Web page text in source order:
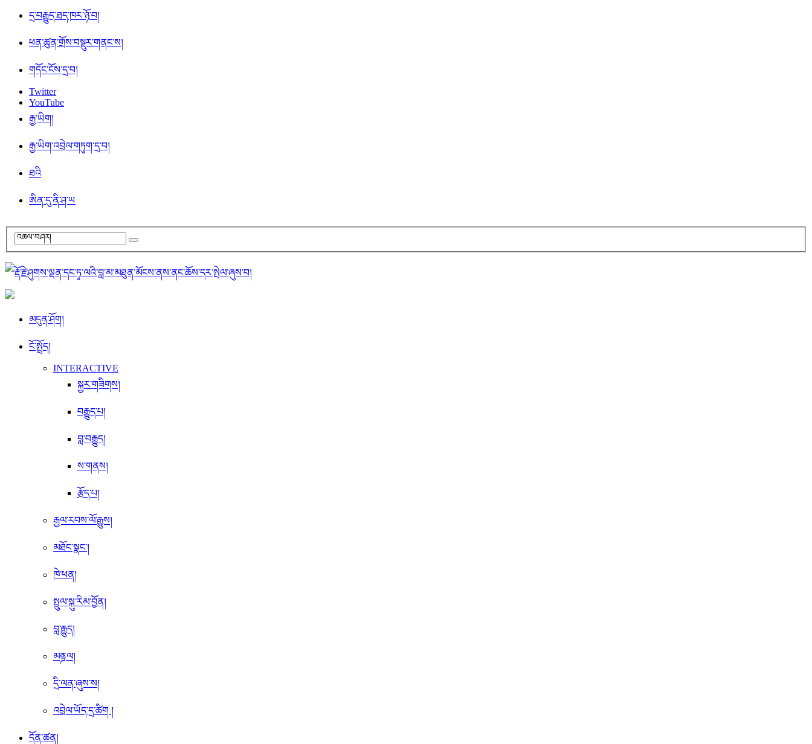
དྲ་བརྒྱུད་ཐད་ཁར་ཉོ་བ།
ཕན་ཚུན་གྲོས་བསྡུར་གནང་ས།
གདོང་ངོས་དྲ་བ།
Twitter
YouTube
རྒྱ་ཡིག།
རྒྱ་ཡིག་འབྲེལ་གཏུག་དྲ་བ།
ཐའི
ཨིན་དུ་ནི་ཤ་ཡ
མདུན་ཤོག།
ངོ་སྤྲོད།
INTERACTIVE
སྐྱར་གཟིགས།
བརྒྱུད་པ།
བླ་བརྒྱུད།
ས་གནས།
རྩོད་པ།
རྒྱལ་རབས་ལོ་རྒྱུས།
མཐོང་སྣང་།
ཁེ་ཕན།
སྤྲུལ་སྐུ་རིམ་བྱོན།
བླ་རྒྱུད།
མནྜལ།
དྲི་ལན་ཞུས་ས།
འབྲེལ་ཡོད་དྲ་ཚིག །
དོན་ཚན།